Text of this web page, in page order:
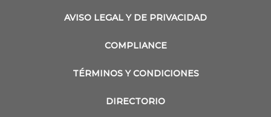
AVISO LEGAL Y DE PRIVACIDAD
COMPLIANCE
TÉRMINOS Y CONDICIONES
DIRECTORIO